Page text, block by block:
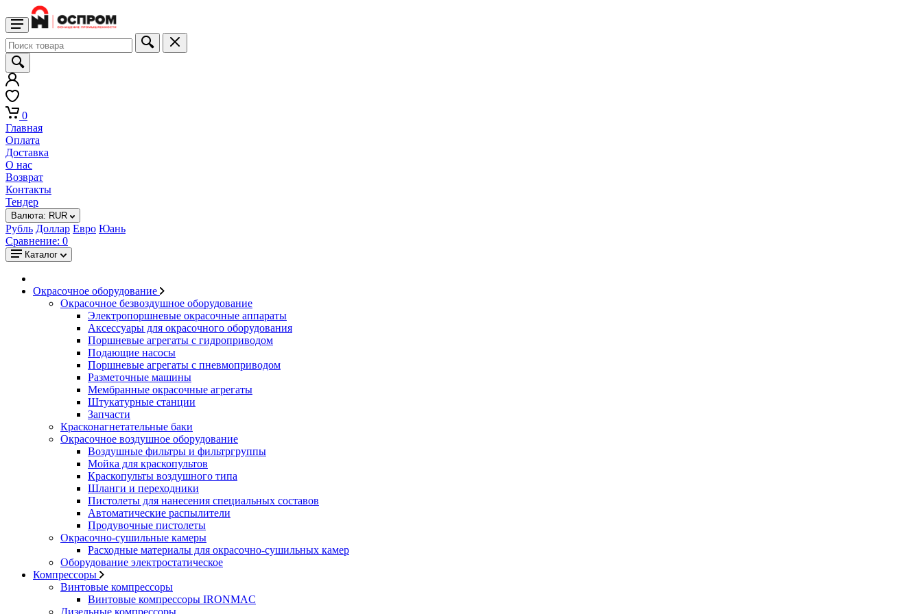
0
Главная
Оплата
Доставка
О нас
Возврат
Контакты
Тендер
Валюта: RUR
Рубль Доллар Евро Юань
Сравнение: 0
Каталог
Окрасочное оборудование
Окрасочное безвоздушное оборудование
Электропоршневые окрасочные аппараты
Аксессуары для окрасочного оборудования
Поршневые агрегаты с гидроприводом
Подающие насосы
Поршневые агрегаты с пневмоприводом
Разметочные машины
Мембранные окрасочные агрегаты
Штукатурные станции
Запчасти
Красконагнетательные баки
Окрасочное воздушное оборудование
Воздушные фильтры и фильтргруппы
Мойка для краскопультов
Краскопульты воздушного типа
Шланги и переходники
Пистолеты для нанесения специальных составов
Автоматические распылители
Продувочные пистолеты
Окрасочно-сушильные камеры
Расходные материалы для окрасочно-сушильных камер
Оборудование электростатическое
Компрессоры
Винтовые компрессоры
Винтовые компрессоры IRONMAC